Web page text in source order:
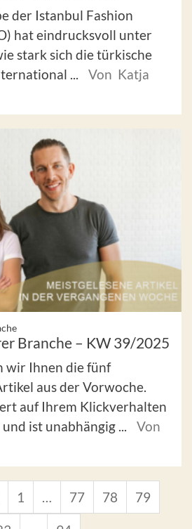
der Istanbul Fashion
hat eindrucksvoll unter
stark sich die türkische
...
Von Katja
Branche – KW 39/2025
wir Ihnen die fünf
aus der Vorwoche.
auf Ihrem Klickverhalten
ist unabhängig ...
Von
1 … 77 78 79